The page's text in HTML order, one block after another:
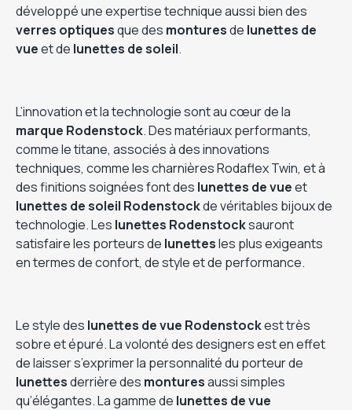
développé une expertise technique aussi bien des
verres optiquesque des monturesde lunettes de
vueet de lunettes de soleil.
L’innovation et la technologie sont au cœur de la
marque Rodenstock. Des matériaux performants,
comme le titane, associés à des innovations
techniques, comme les charnières Rodaflex Twin, et à
des finitions soignées font des lunettes de vueet
lunettes de soleil Rodenstockde véritables bijoux de
technologie. Les lunettes Rodenstocksauront
satisfaire les porteurs de lunettesles plus exigeants
en termes de confort, de style et de performance.
Le style des lunettes de vue Rodenstockest très
sobre et épuré. La volonté des designers est en effet
de laisser s’exprimer la personnalité du porteur de
lunettesderrière des monturesaussi simples
qu’élégantes. La gamme de lunettes de vue